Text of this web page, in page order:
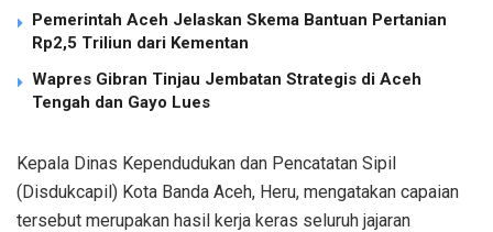
Pemerintah Aceh Jelaskan Skema Bantuan Pertanian
Rp2,5 Triliun dari Kementan
Wapres Gibran Tinjau Jembatan Strategis di Aceh
Tengah dan Gayo Lues
Kepala Dinas Kependudukan dan Pencatatan Sipil
(Disdukcapil) Kota Banda Aceh, Heru, mengatakan capaian
tersebut merupakan hasil kerja keras seluruh jajaran